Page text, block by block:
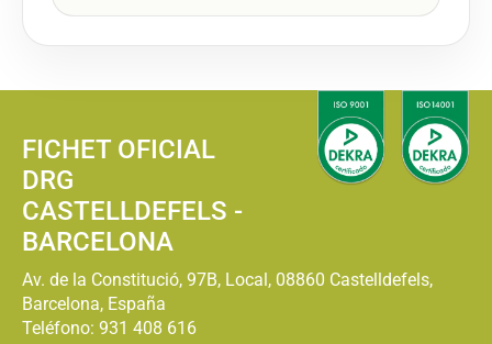
FICHET OFICIAL
DRG
CASTELLDEFELS -
BARCELONA
Av. de la Constitució, 97B, Local, 08860 Castelldefels,
Barcelona, España
Teléfono: 931 408 616